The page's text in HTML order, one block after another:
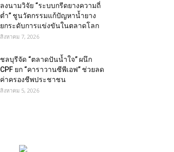
ลงนามวิจัย “ระบบกรีดยางความถี่
ต่ำ” ชูนวัตกรรมแก้ปัญหาน้ำยาง
ยกระดับการแข่งขันในตลาดโลก
สิงหาคม 7, 2026
ชลบุรีจัด “ตลาดปันน้ำใจ” ผนึก
CPF ยก “คาราวานซีพีเอฟ” ช่วยลด
ค่าครองชีพประชาชน
สิงหาคม 5, 2026